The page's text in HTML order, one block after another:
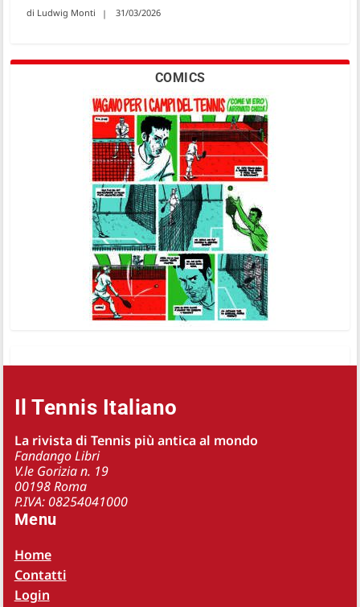
Ludwig Monti 31/03/2026
COMICS
Il Tennis Italiano
La rivista di Tennis più antica al mondo
Fandango Libri
V.le Gorizia n. 19
00198 Roma
P.IVA: 08254041000
Menu
Home
Contatti
Login